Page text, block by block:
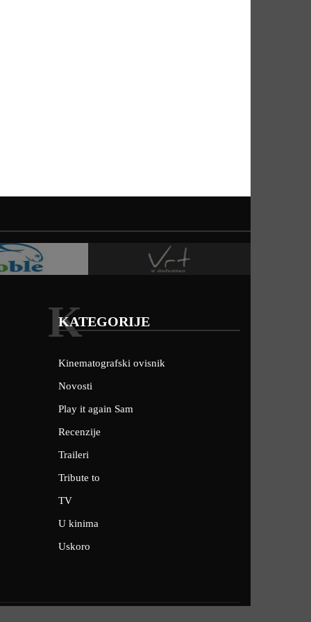
KATEGORIJE
K
Kinematografski ovisnik
Novosti
Play it again Sam
Recenzije
Traileri
Tribute to
TV
U kinima
Uskoro